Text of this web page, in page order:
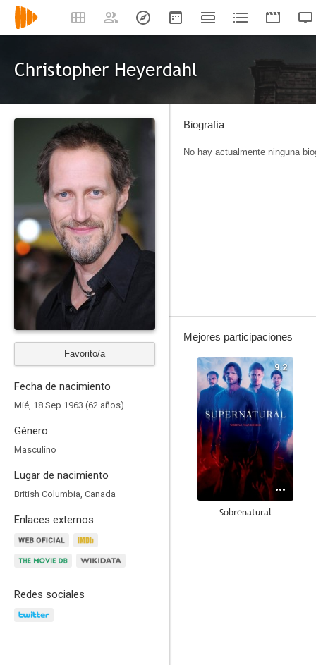
Christopher Heyerdahl
Favorito/a
Fecha de nacimiento
Mié, 18 Sep 1963 (62 años)
Género
Masculino
Lugar de nacimiento
British Columbia, Canada
Enlaces externos
Redes sociales
Biografía
No hay actualmente ninguna
Mejores participaciones
9.2
Sobrenatural